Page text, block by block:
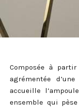
Composée à
agrémentée
accueille
ensemble qui